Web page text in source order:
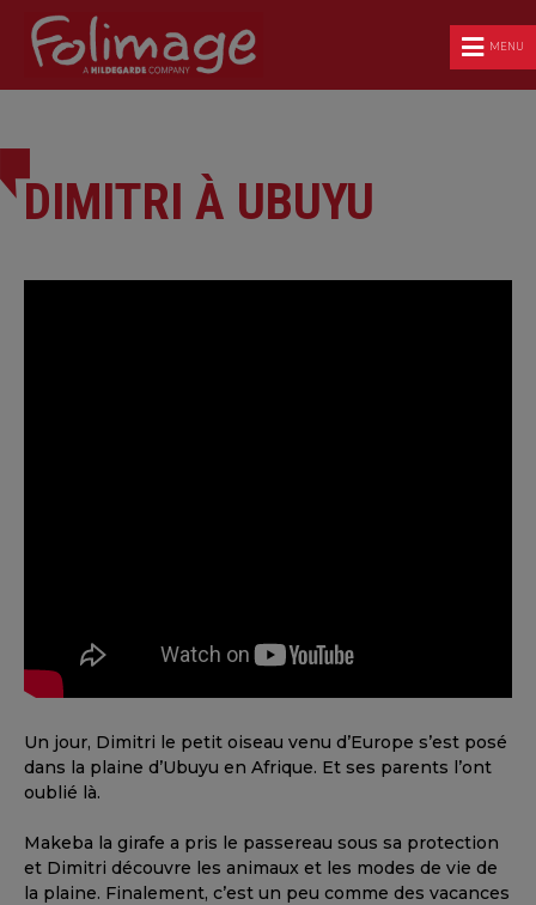
MENU
DIMITRI À UBUYU
Un jour, Dimitri le petit oiseau venu d’Europe s’est posé
dans la plaine d’Ubuyu en Afrique. Et ses parents l’ont
oublié là.
Makeba la girafe a pris le passereau sous sa protection
et Dimitri découvre les animaux et les modes de vie de
la plaine. Finalement, c’est un peu comme des vacances